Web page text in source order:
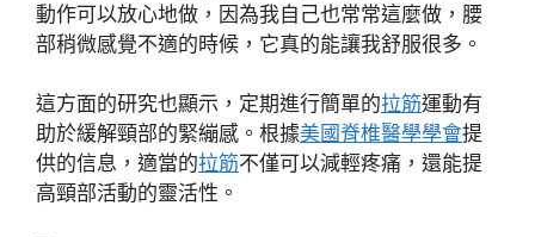
動作可以放心地做，因為我自己也常常這麼做，腰
部稍微感覺不適的時候，它真的能讓我舒服很多。
這方面的研究也顯示，定期進行簡單的拉筋運動有
助於緩解頸部的緊繃感。根據美國脊椎醫學學會提
供的信息，適當的拉筋不僅可以減輕疼痛，還能提
高頸部活動的靈活性。